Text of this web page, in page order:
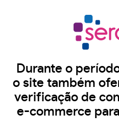
Durante o
o site também
verificação de
e-commerce